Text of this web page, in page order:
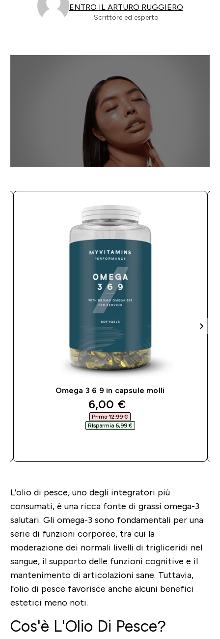
ENTRO IL ARTURO RUGGIERO
Scrittore ed esperto
Omega 3 6 9 in capsule molli
discounted price
6,00 €‎
Prima 12,99 €‎
RIsparmia 6,99 €‎
L'olio di pesce, uno degli integratori più
consumati, è una ricca fonte di grassi omega-3
salutari. Gli omega-3 sono fondamentali per una
serie di funzioni corporee, tra cui la
moderazione dei normali livelli di trigliceridi nel
sangue, il supporto delle funzioni cognitive e il
mantenimento di articolazioni sane. Tuttavia,
l'olio di pesce favorisce anche alcuni benefici
estetici meno noti.
Cos'è L'Olio Di Pesce?